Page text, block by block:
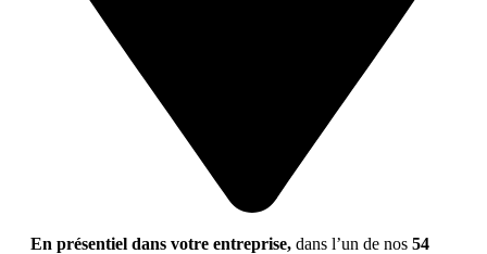
En présentiel dans votre entreprise, dans l’un de nos 54